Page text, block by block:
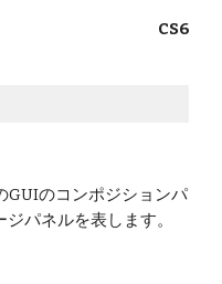
CS6
のコンポジションパ
パネルを表します。